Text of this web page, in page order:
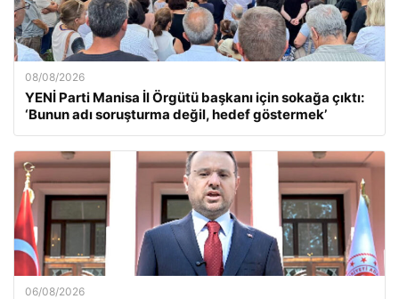
08/08/2026
YENİ Parti Manisa İl Örgütü başkanı için sokağa çıktı:
‘Bunun adı soruşturma değil, hedef göstermek’
06/08/2026